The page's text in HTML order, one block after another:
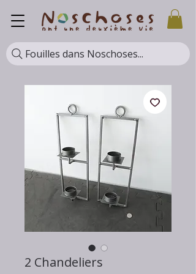
Fouilles dans Noschoses...
2 Chandeliers